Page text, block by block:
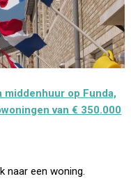
op Funda,
van € 350.000
naar een woning.